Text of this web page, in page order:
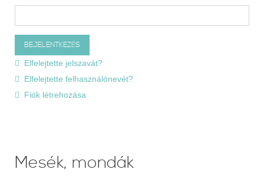
Elfelejtette jelszavát?
Elfelejtette felhasználónevét?
Fiók létrehozása
Mesék, mondák